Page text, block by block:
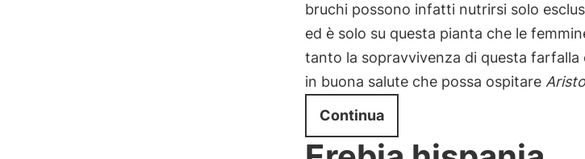
bruchi possono infatti nutrirsi solo
ed è solo su questa pianta che le
tanto la sopravvivenza di questa farfalla
in buona salute che possa ospitare
Continua